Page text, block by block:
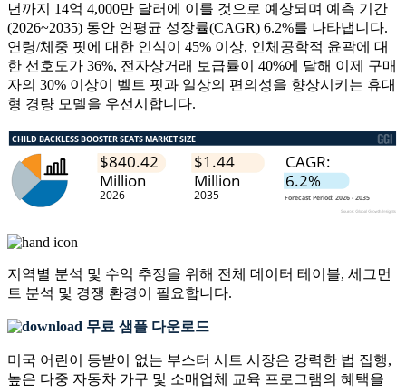
년까지 14억 4,000만 달러에 이를 것으로 예상되며 예측 기간
(2026~2035) 동안 연평균 성장률(CAGR) 6.2%를 나타냅니다.
연령/체중 핏에 대한 인식이 45% 이상, 인체공학적 윤곽에 대
한 선호도가 36%, 전자상거래 보급률이 40%에 달해 이제 구매
자의 30% 이상이 벨트 핏과 일상의 편의성을 향상시키는 휴대
형 경량 모델을 우선시합니다.
지역별 분석 및 수익 추정을 위해 전체 데이터 테이블, 세그먼
트 분석 및 경쟁 환경이 필요합니다.
무료 샘플 다운로드
미국 어린이 등받이 없는 부스터 시트 시장은 강력한 법 집행,
높은 다중 자동차 가구 및 소매업체 교육 프로그램의 혜택을